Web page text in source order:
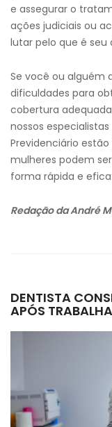
e assegurar o
ações judiciais ou
lutar pelo que é seu
Se você ou alguém
dificuldades para
cobertura
nossos
Previdenciário
mulheres podem
forma rápida e
Redaçãoda André
DENTISTA
APÓS